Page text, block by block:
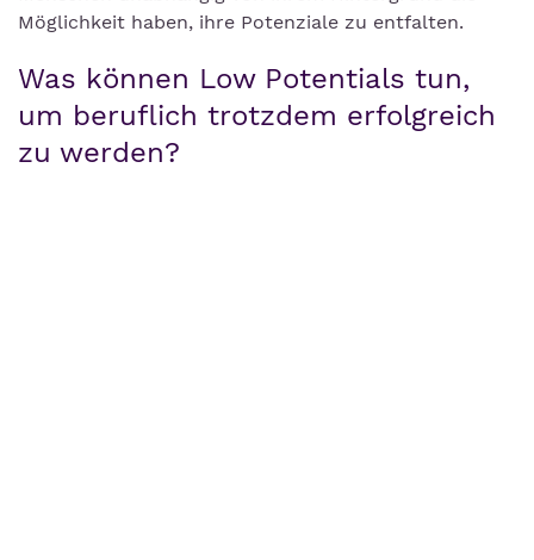
Möglichkeit haben, ihre Potenziale zu entfalten.
Was können Low Potentials tun,
um beruflich trotzdem erfolgreich
zu werden?